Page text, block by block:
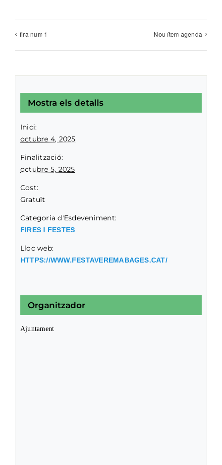
fira num 1 Nou ítem agenda
Mostra els detalls
Inici:
octubre 4, 2025
Finalització:
octubre 5, 2025
Cost:
Gratuït
Categoria d'Esdeveniment:
FIRES I FESTES
Lloc web:
HTTPS://WWW.FESTAVEREMABAGES.CAT/
Organitzador
Ajuntament